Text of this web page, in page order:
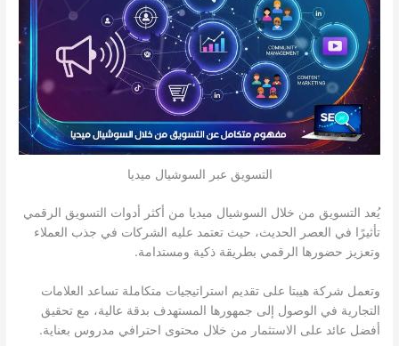
التسويق عبر السوشيال ميديا
يُعد التسويق من خلال السوشيال ميديا من أكثر أدوات التسويق الرقمي
تأثيرًا في العصر الحديث، حيث تعتمد عليه الشركات في جذب العملاء
وتعزيز حضورها الرقمي بطريقة ذكية ومستدامة.
وتعمل شركة هيبتا على تقديم استراتيجيات متكاملة تساعد العلامات
التجارية في الوصول إلى جمهورها المستهدف بدقة عالية، مع تحقيق
أفضل عائد على الاستثمار من خلال محتوى احترافي مدروس بعناية.